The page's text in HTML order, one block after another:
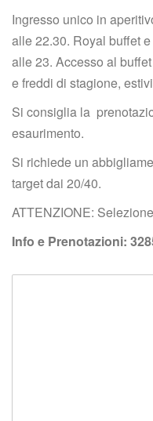
Ingresso unico in
alle 22.30. Royal buffet
alle 23. Accesso al
e freddi di stagione,
Si consiglia la
esaurimento.
Si richiede un
target dai 20/40.
ATTENZIONE:
Info e Prenotazioni: